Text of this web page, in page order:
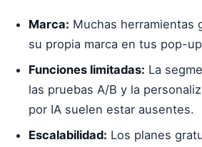
Marca: Muchas herramientas
su propia marca en tus pop-
Funciones limitadas: La
las pruebas A/B y la
por IA suelen estar ausentes.
Escalabilidad: Los planes